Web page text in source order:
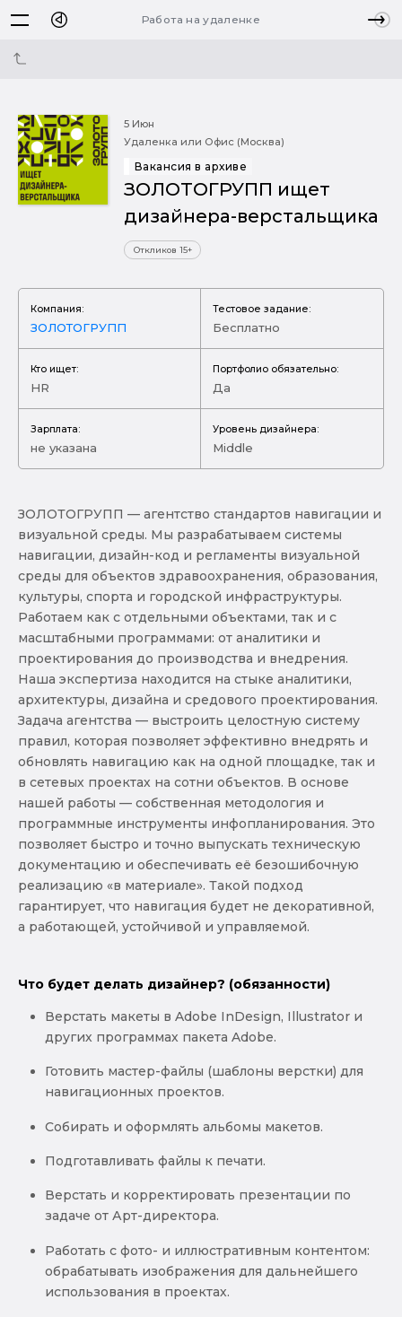
Работа на удаленке
5 Июн
Удаленка или Офис (Москва)
Вакансия в архиве
ЗОЛОТОГРУПП ищет
дизайнера-верстальщика
Откликов 15+
Компания:
ЗОЛОТОГРУПП
Тестовое задание:
Бесплатно
Кто ищет:
HR
Портфолио обязательно:
Да
Зарплата:
не указана
Уровень дизайнера:
Middle
ЗОЛОТОГРУПП — агентство стандартов навигации и
визуальной среды. Мы разрабатываем системы
навигации, дизайн-код и регламенты визуальной
среды для объектов здравоохранения, образования,
культуры, спорта и городской инфраструктуры.
Работаем как с отдельными объектами, так и с
масштабными программами: от аналитики и
проектирования до производства и внедрения.
Наша экспертиза находится на стыке аналитики,
архитектуры, дизайна и средового проектирования.
Задача агентства — выстроить целостную систему
правил, которая позволяет эффективно внедрять и
обновлять навигацию как на одной площадке, так и
в сетевых проектах на сотни объектов. В основе
нашей работы — собственная методология и
программные инструменты инфопланирования. Это
позволяет быстро и точно выпускать техническую
документацию и обеспечивать её безошибочную
реализацию «в материале». Такой подход
гарантирует, что навигация будет не декоративной,
а работающей, устойчивой и управляемой.
Что будет делать дизайнер? (обязанности)
Верстать макеты в Adobe InDesign, Illustrator и
других программах пакета Adobe.
Готовить мастер-файлы (шаблоны верстки) для
навигационных проектов.
Собирать и оформлять альбомы макетов.
Подготавливать файлы к печати.
Верстать и корректировать презентации по
задаче от Арт-директора.
Работать с фото- и иллюстративным контентом:
обрабатывать изображения для дальнейшего
использования в проектах.